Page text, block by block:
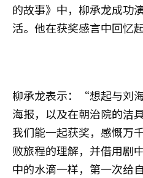
的故事》中，柳承龙成功
活。他在获奖感言中回忆
柳承龙表示：“想起与刘
海报，以及在朝治院的洁
我们能一起获奖，感慨万
败旅程的理解，并借用剧
中的水滴一样，第一次给